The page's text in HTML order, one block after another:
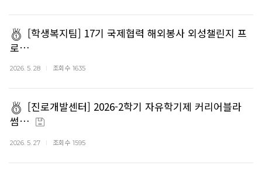
[학생복지팀] 17기 국제협력 해외봉사 외성챌린지 프
로…
2026. 5. 28 조회수 1635
[진로개발센터] 2026-2학기 자유학기제 커리어블라
썸…
2026. 5. 27 조회수 1595